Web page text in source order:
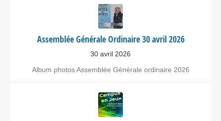
Assemblée Générale Ordinaire 30 avril 2026
30 avril 2026
Album photos Assemblée Générale ordinaire 2026